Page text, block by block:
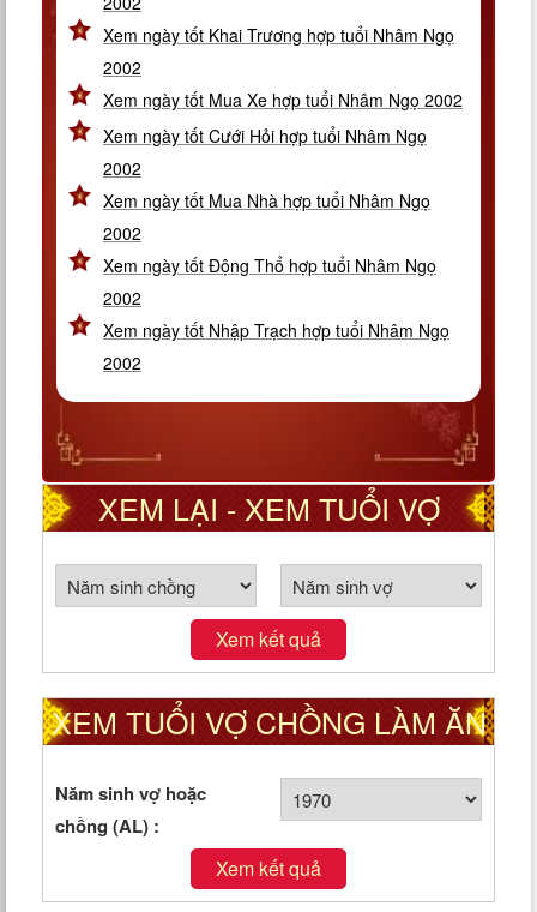
Xem ngày tốt Khai Trương hợp tuổi Nhâm Ngọ
2002
Xem ngày tốt Mua Xe hợp tuổi Nhâm Ngọ 2002
Xem ngày tốt Cưới Hỏi hợp tuổi Nhâm Ngọ
2002
Xem ngày tốt Mua Nhà hợp tuổi Nhâm Ngọ
2002
Xem ngày tốt Động Thổ hợp tuổi Nhâm Ngọ
2002
Xem ngày tốt Nhập Trạch hợp tuổi Nhâm Ngọ
2002
XEM LẠI - XEM TUỔI VỢ
CHỒNG THEO CUNG PHI
Xem kết quả
XEM TUỔI VỢ CHỒNG LÀM ĂN
TỐT HAY XẤU
Năm sinh vợ hoặc
chồng (AL) :
Xem kết quả